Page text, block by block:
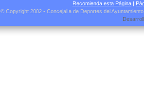
Recomienda esta Página |
© Copyright 2002 - Concejalía de Deportes del